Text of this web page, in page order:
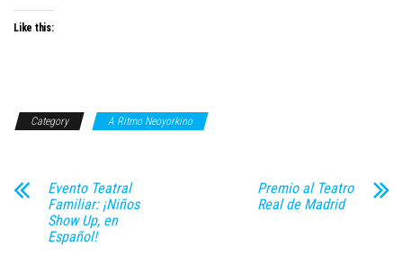
Like this:
Category A Ritmo Neoyorkino
Evento Teatral
Familiar: ¡Niños
Show Up, en
Español!
Premio al Teatro
Real de Madrid